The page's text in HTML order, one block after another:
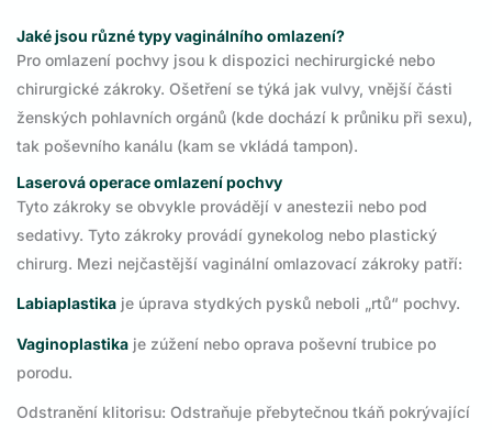
Jaké jsou různé typy vaginálního omlazení?
Pro omlazení pochvy jsou k dispozici nechirurgické nebo
chirurgické zákroky. Ošetření se týká jak vulvy, vnější části
ženských pohlavních orgánů (kde dochází k průniku při sexu),
tak poševního kanálu (kam se vkládá tampon).
Laserová operace omlazení pochvy
Tyto zákroky se obvykle provádějí v anestezii nebo pod
sedativy. Tyto zákroky provádí gynekolog nebo plastický
chirurg. Mezi nejčastější vaginální omlazovací zákroky patří:
Labiaplastika je úprava stydkých pysků neboli „rtů“ pochvy.
Vaginoplastika je zúžení nebo oprava poševní trubice po
porodu.
Odstranění klitorisu: Odstraňuje přebytečnou tkáň pokrývající